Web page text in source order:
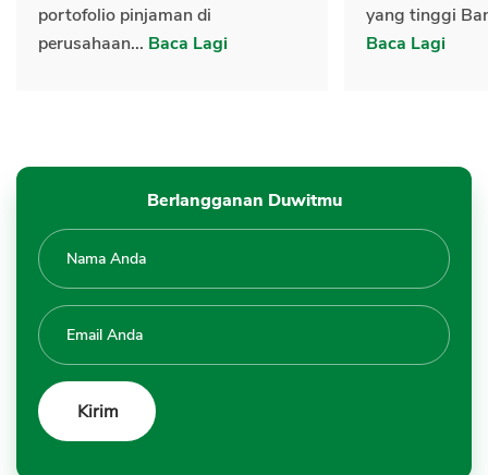
portofolio pinjaman di
perusahaan... Baca Lagi
yang tinggi
Baca Lagi
Berlangganan Duwitmu